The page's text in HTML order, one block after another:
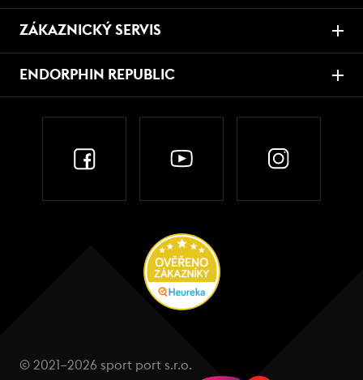
ZÁKAZNICKÝ SERVIS
ENDORPHIN REPUBLIC
© 2021–2026 sport port s.r.o.